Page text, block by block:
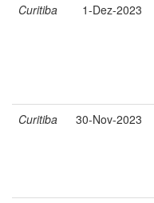
Curitiba 1-Dez-2023
Curitiba 30-Nov-2023